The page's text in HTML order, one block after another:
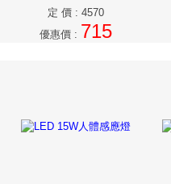
定 價 : 4570
優惠價 : 715